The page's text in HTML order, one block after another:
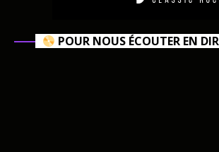
POUR NOUS ÉCOUTER EN